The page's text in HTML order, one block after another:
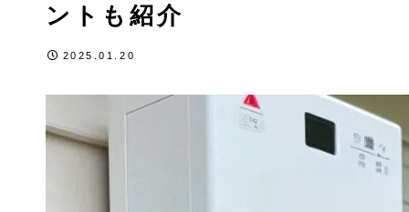
ントも紹介
2025.01.20